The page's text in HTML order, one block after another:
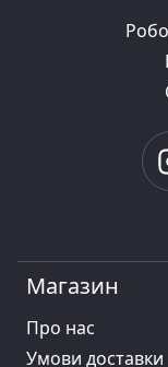
Магазин
Про нас
Умови доставки